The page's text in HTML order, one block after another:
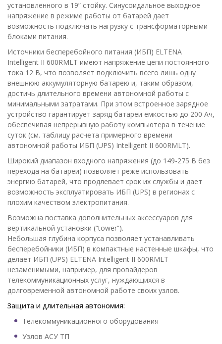
установленного в 19” стойку. Синусоидальное выходное
напряжение в режиме работы от батарей дает
возможность подключать нагрузку с трансформаторными
блоками питания.
Источники бесперебойного питания (ИБП) ELTENA
Intelligent II 600RMLT имеют напряжение цепи постоянного
тока 12 В, что позволяет подключить всего лишь одну
внешнюю аккумуляторную батарею и, таким образом,
достичь длительного времени автономной работы с
минимальными затратами. При этом встроенное зарядное
устройство гарантирует заряд батареи емкостью до 200 Ач,
обеспечивая непрерывную работу компьютера в течение
суток (см. таблицу расчета примерного времени
автономной работы ИБП (UPS) Intelligent II 600RMLT).
Широкий диапазон входного напряжения (до 149-275 В без
перехода на батареи) позволяет реже использовать
энергию батарей, что продлевает срок их службы и дает
возможность эксплуатировать ИБП (UPS) в регионах с
плохим качеством электропитания.
Возможна поставка дополнительных аксессуаров для
вертикальной установки (”tower”).
Небольшая глубина корпуса позволяет устанавливать
бесперебойники (ИБП) в компактные настенные шкафы, что
делает ИБП (UPS) ELTENA Intelligent II 600RMLT
незаменимыми, например, для провайдеров
телекоммуникационных услуг, нуждающихся в
долговременной автономной работе своих узлов.
Защита и длительная автономия:
Телекоммуникационного оборудования
Узлов АСУ ТП